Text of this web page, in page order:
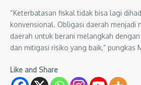
“Keterbatasan fiskal tidak bisa lagi
konvensional. Obligasi daerah menjadi
daerah untuk berani melangkah
dan mitigasi risiko yang baik,” pungkas
Like and Share